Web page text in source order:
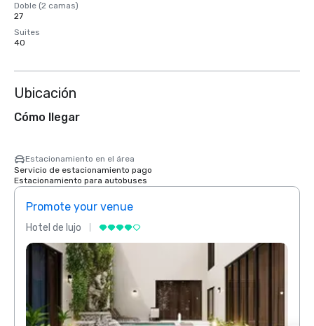
Doble (2 camas)
27
Suites
40
Ubicación
Cómo llegar
Estacionamiento en el área
Servicio de estacionamiento pago
Estacionamiento para autobuses
Promote your venue
Hotel de lujo